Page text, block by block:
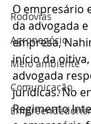
Rodovias
Agronegócio
Meio ambiente
Comunicação
O empresário
da advogada
empresa,
início da
advogada
jurídicas. No
Regimento